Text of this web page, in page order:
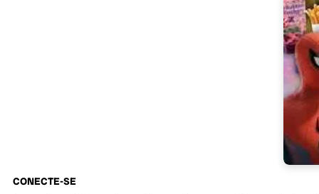
CONECTE-SE